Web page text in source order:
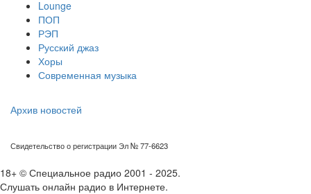
Lounge
ПОП
РЭП
Русский джаз
Хоры
Современная музыка
Архив новостей
Свидетельство о регистрации Эл № 77-6623
18+ © Специальное радио 2001 - 2025.
Слушать онлайн радио в Интернете.